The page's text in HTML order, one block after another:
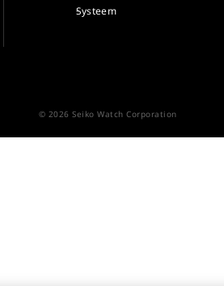
Systeem
© 2026 Seiko Watch Corporation